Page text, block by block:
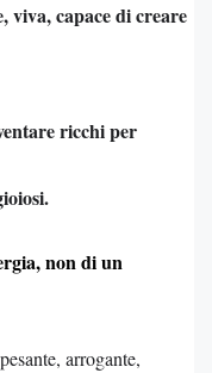
viva, capace di creare
ricchi per
non di un
arrogante,